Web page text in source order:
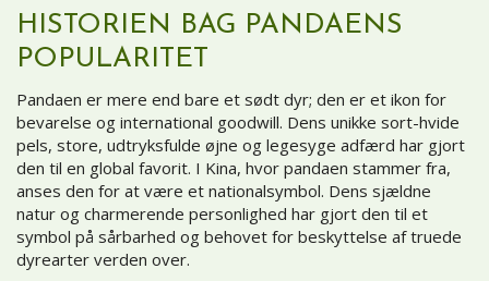
HISTORIEN BAG PANDAENS
POPULARITET
Pandaen er mere end bare et sødt dyr; den er et ikon for
bevarelse og international goodwill. Dens unikke sort-hvide
pels, store, udtryksfulde øjne og legesyge adfærd har gjort
den til en global favorit. I Kina, hvor pandaen stammer fra,
anses den for at være et nationalsymbol. Dens sjældne
natur og charmerende personlighed har gjort den til et
symbol på sårbarhed og behovet for beskyttelse af truede
dyrearter verden over.